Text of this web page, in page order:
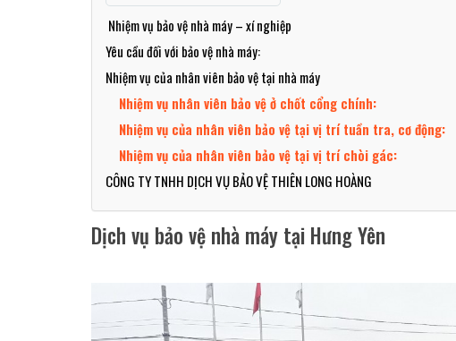
Nhiệm vụ bảo vệ nhà máy – xí nghiệp
Yêu cầu đối với bảo vệ nhà máy:
Nhiệm vụ của nhân viên bảo vệ tại nhà máy
Nhiệm vụ nhân viên bảo vệ ở chốt cổng chính:
Nhiệm vụ của nhân viên bảo vệ tại vị trí tuần tra, cơ động:
Nhiệm vụ của nhân viên bảo vệ tại vị trí chòi gác:
CÔNG TY TNHH DỊCH VỤ BẢO VỆ THIÊN LONG HOÀNG
Dịch vụ bảo vệ nhà máy tại Hưng Yên